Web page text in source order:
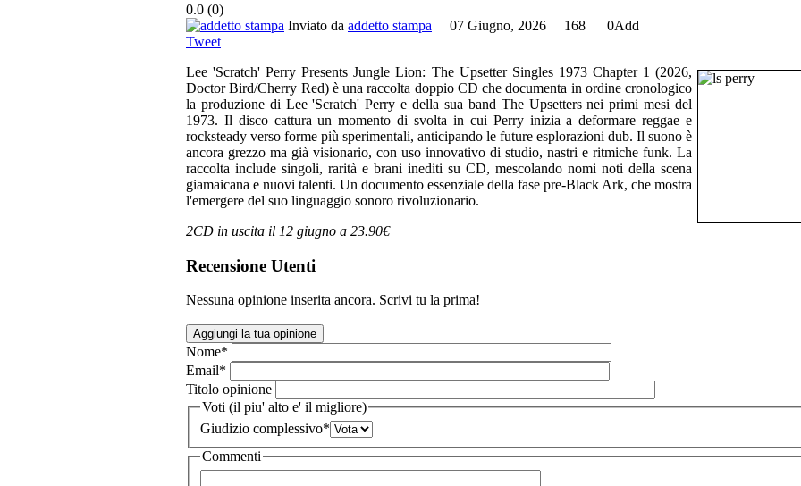
0.0 (0)
Inviato da addetto stampa 07 Giugno, 2026 168 0Add
Tweet
Lee 'Scratch' Perry Presents Jungle Lion: The Upsetter Singles 1973 Chapter 1 (2026,
Doctor Bird/Cherry Red) è una raccolta doppio CD che documenta in ordine cronologico
la produzione di Lee 'Scratch' Perry e della sua band The Upsetters nei primi mesi del
1973. Il disco cattura un momento di svolta in cui Perry inizia a deformare reggae e
rocksteady verso forme più sperimentali, anticipando le future esplorazioni dub. Il suono è
ancora grezzo ma già visionario, con uso innovativo di studio, nastri e ritmiche funk. La
raccolta include singoli, rarità e brani inediti su CD, mescolando nomi noti della scena
giamaicana e nuovi talenti. Un documento essenziale della fase pre-Black Ark, che mostra
l'emergere del suo linguaggio sonoro rivoluzionario.
2CD in uscita il 12 giugno a 23.90€
Recensione Utenti
Nessuna opinione inserita ancora. Scrivi tu la prima!
Aggiungi la tua opinione
Nome*
Email*
Titolo opinione
Voti (il piu' alto e' il migliore)
Giudizio complessivo*
Commenti